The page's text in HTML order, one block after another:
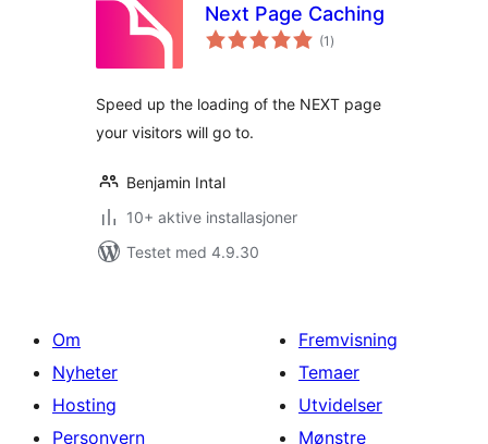
Next Page Caching
(1 totale
vurderinger
)
Speed up the loading of the NEXT page
your visitors will go to.
Benjamin Intal
10+ aktive installasjoner
Testet med 4.9.30
Om
Nyheter
Hosting
Personvern
Fremvisning
Temaer
Utvidelser
Mønstre